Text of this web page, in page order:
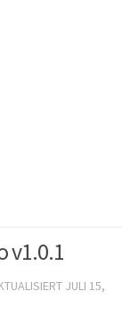
v1.0.1
JULI 15,